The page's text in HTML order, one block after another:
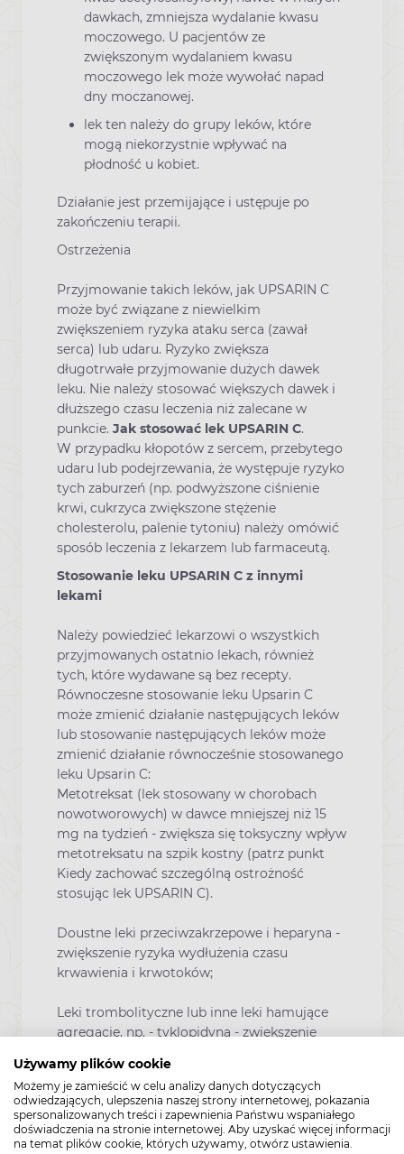
Używamy plików cookie
Możemy je zamieścić w celu analizy danych dotyczących
odwiedzających, ulepszenia naszej strony internetowej, pokazania
spersonalizowanych treści i zapewnienia Państwu wspaniałego
doświadczenia na stronie internetowej. Aby uzyskać więcej informacji
na temat plików cookie, których używamy, otwórz ustawienia.
dawkach, zmniejsza wydalanie kwasu
moczowego. U pacjentów ze
zwiększonym wydalaniem kwasu
moczowego lek może wywołać napad
dny moczanowej.
lek ten należy do grupy leków, które
mogą niekorzystnie wpływać na
płodność u kobiet.
Działanie jest przemijające i ustępuje po
zakończeniu terapii.
Ostrzeżenia
Przyjmowanie takich leków, jak UPSARIN C
może być związane z niewielkim
zwiększeniem ryzyka ataku serca (zawał
serca) lub udaru. Ryzyko zwiększa
długotrwałe przyjmowanie dużych dawek
leku. Nie należy stosować większych dawek i
dłuższego czasu leczenia niż zalecane w
punkcie. Jak stosować lek UPSARIN C.
W przypadku kłopotów z sercem, przebytego
udaru lub podejrzewania, że występuje ryzyko
tych zaburzeń (np. podwyższone ciśnienie
krwi, cukrzyca zwiększone stężenie
cholesterolu, palenie tytoniu) należy omówić
sposób leczenia z lekarzem lub farmaceutą.
Stosowanie leku UPSARIN C z innymi
lekami
Należy powiedzieć lekarzowi o wszystkich
przyjmowanych ostatnio lekach, również
tych, które wydawane są bez recepty.
Równoczesne stosowanie leku Upsarin C
może zmienić działanie następujących leków
lub stosowanie następujących leków może
zmienić działanie równocześnie stosowanego
leku Upsarin C:
Metotreksat (lek stosowany w chorobach
nowotworowych) w dawce mniejszej niż 15
mg na tydzień - zwiększa się toksyczny wpływ
metotreksatu na szpik kostny (patrz punkt
Kiedy zachować szczególną ostrożność
stosując lek UPSARIN C).
Doustne leki przeciwzakrzepowe i heparyna -
zwiększenie ryzyka wydłużenia czasu
krwawienia i krwotoków;
Leki trombolityczne lub inne leki hamujące
agregację, np. - tyklopidyna - zwiększenie
krwotoków oraz uszkodzenia błony śluzowej
żołądka przez salicylany. Należy kontrolować
wskaźniki krzepnięcia krwi.